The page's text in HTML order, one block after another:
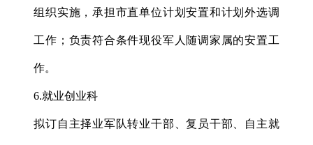
组织实施，承担市直单位计划安置和计划外选调
工作；负责符合条件现役军人随调家属的安置工
作。
6.就业创业科
拟订自主择业军队转业干部、复员干部、自主就